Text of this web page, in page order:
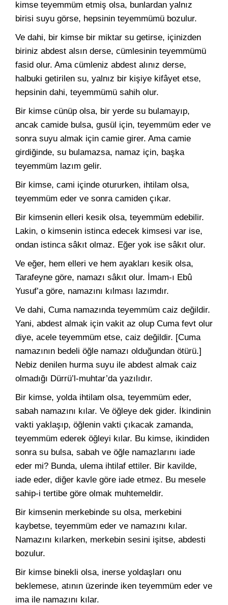
kimse teyemmüm etmiş olsa, bunlardan yalnız
birisi suyu görse, hepsinin teyemmümü bozulur.
Ve dahi, bir kimse bir miktar su getirse, içinizden
biriniz abdest alsın derse, cümlesinin teyemmümü
fasid olur. Ama cümleniz abdest alınız derse,
halbuki getirilen su, yalnız bir kişiye kifâyet etse,
hepsinin dahi, teyemmümü sahih olur.
Bir kimse cünüp olsa, bir yerde su bulamayıp,
ancak camide bulsa, gusül için, teyemmüm eder ve
sonra suyu almak için camie girer. Ama camie
girdiğinde, su bulamazsa, namaz için, başka
teyemmüm lazım gelir.
Bir kimse, cami içinde otururken, ihtilam olsa,
teyemmüm eder ve sonra camiden çıkar.
Bir kimsenin elleri kesik olsa, teyemmüm edebilir.
Lakin, o kimsenin istinca edecek kimsesi var ise,
ondan istinca sâkıt olmaz. Eğer yok ise sâkıt olur.
Ve eğer, hem elleri ve hem ayakları kesik olsa,
Tarafeyne göre, namazı sâkıt olur. İmam-ı Ebû
Yusuf’a göre, namazını kılması lazımdır.
Ve dahi, Cuma namazında teyemmüm caiz değildir.
Yani, abdest almak için vakit az olup Cuma fevt olur
diye, acele teyemmüm etse, caiz değildir. [Cuma
namazının bedeli öğle namazı olduğundan ötürü.]
Nebiz denilen hurma suyu ile abdest almak caiz
olmadığı Dürrü’l-muhtar’da yazılıdır.
Bir kimse, yolda ihtilam olsa, teyemmüm eder,
sabah namazını kılar. Ve öğleye dek gider. İkindinin
vakti yaklaşıp, öğlenin vakti çıkacak zamanda,
teyemmüm ederek öğleyi kılar. Bu kimse, ikindiden
sonra su bulsa, sabah ve öğle namazlarını iade
eder mi? Bunda, ulema ihtilaf ettiler. Bir kavilde,
iade eder, diğer kavle göre iade etmez. Bu mesele
sahip-i tertibe göre olmak muhtemeldir.
Bir kimsenin merkebinde su olsa, merkebini
kaybetse, teyemmüm eder ve namazını kılar.
Namazını kılarken, merkebin sesini işitse, abdesti
bozulur.
Bir kimse binekli olsa, inerse yoldaşları onu
beklemese, atının üzerinde iken teyemmüm eder ve
ima ile namazını kılar.